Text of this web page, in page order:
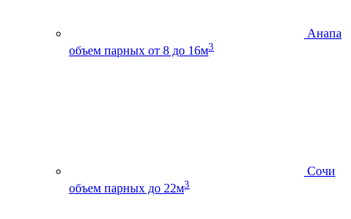
Анапа
объем парных от 8 до 16м3
Сочи
объем парных до 22м3